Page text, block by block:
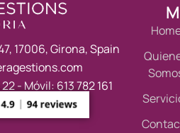
17006, Girona, Spain
- Móvil: 613 782 161